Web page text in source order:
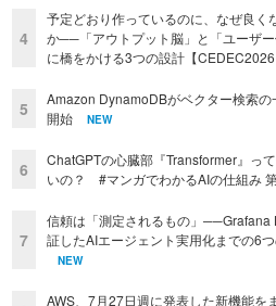
4
予定どおり作っているのに、なぜ良く
か──「アウトプット脳」と「ユーザー
に橋をかける3つの設計【CEDEC2026
5
Amazon DynamoDBがベクター検索の
開始
NEW
6
ChatGPTの心臓部『Transformer』っ
いの？ #マンガでわかるAIの仕組み
7
信頼は「測定されるもの」──Grafana
証したAIエージェント実用化までの6
NEW
AWS、7月27日週に発表した新機能を